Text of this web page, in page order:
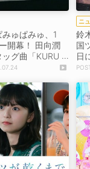
ゅぱみゅ、1
開幕！ 田向潤
グ曲「KURU
」MVを
ニ
鈴
国
日
決